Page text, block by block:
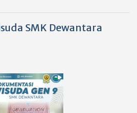
SMK Dewantara